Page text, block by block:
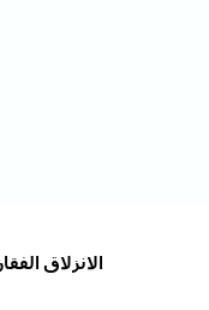
الانزلاق